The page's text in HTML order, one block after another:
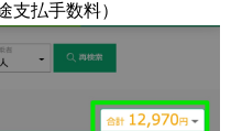
支払手数料）